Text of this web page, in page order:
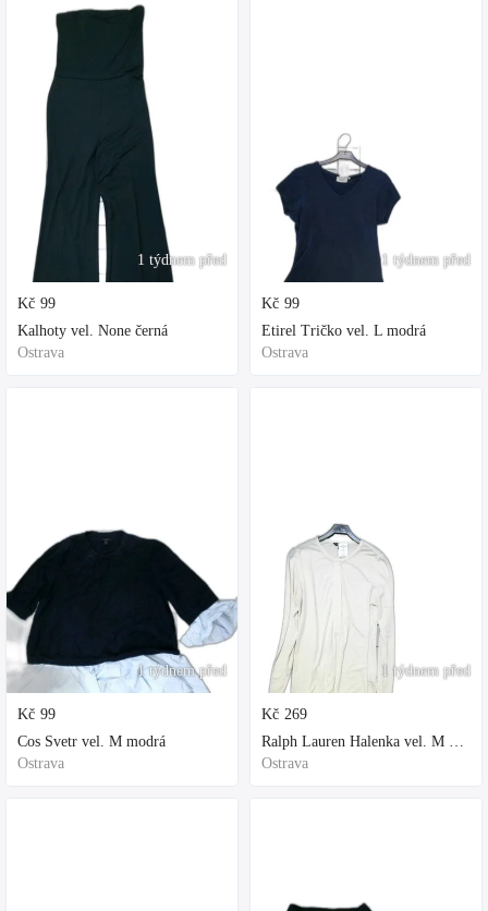
1 týdnem před
Kč 99
Kalhoty vel. None černá
Ostrava
1 týdnem před
Kč 99
Cos Svetr vel. M modrá
Ostrava
1 týdnem před
Kč 99
Etirel Tričko vel. L modrá
Ostrava
1 týdnem před
Kč 269
Ralph Lauren Halenka vel. M bílá
Ostrava